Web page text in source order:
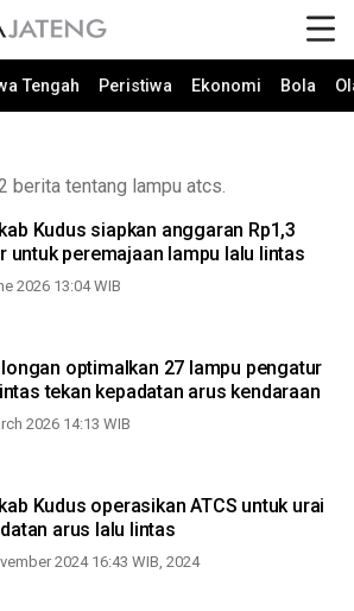
Tengah Peristiwa Ekonomi Bola
berita tentang lampu atcs.
Kudus siapkan anggaran Rp1,3
untuk peremajaan lampu lalu lintas
2026 13:04 WIB
optimalkan 27 lampu pengatur
tekan kepadatan arus kendaraan
2026 14:13 WIB
Kudus operasikan ATCS untuk urai
arus lalu lintas
2024 16:43 WIB, 2024